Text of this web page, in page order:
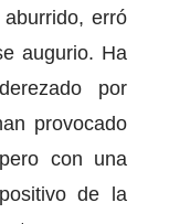
erró
augurio. Ha
por
provocado
con una
de la